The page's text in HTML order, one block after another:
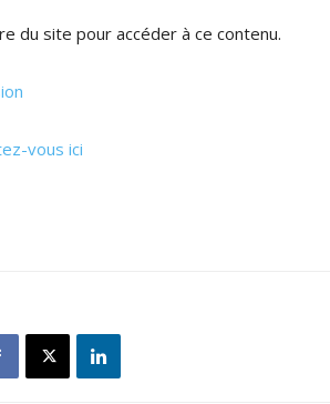
du site pour accéder à ce contenu.
vous ici